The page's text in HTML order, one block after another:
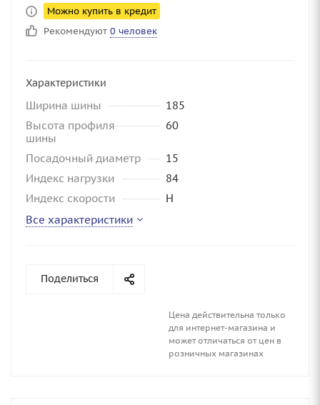
Можно купить в кредит
Рекомендуют 0 человек
Характеристики
Ширина шины
185
Высота профиля
шины
60
Посадочный диаметр
15
Индекс нагрузки
84
Индекс скорости
H
Все характеристики
Поделиться
Цена действительна только
для интернет-магазина и
может отличаться от цен в
розничных магазинах